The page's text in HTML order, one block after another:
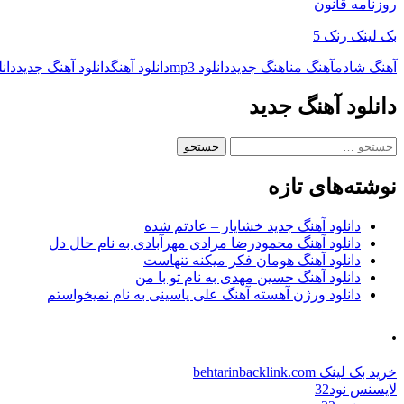
روزنامه قانون
بک لینک رنک 5
آهنگ شادمآهنگ مناهنگ جدیددانلود mp3 دانلود آهنگدانلود آهنگ جدید
دانلود آهنگ جدید
جستجو
نوشته‌های تازه
دانلود آهنگ جدید خشایار – عادتم شده
دانلود آهنگ محمودرضا مرادی مهرآبادی به نام حال دل
دانلود آهنگ هومان فکر میکنه تنهاست
دانلود آهنگ حسین مهدی به نام تو با من
دانلود ورژن آهسته آهنگ علی یاسینی به نام نمیخواستم
.
خرید بک لینک behtarinbacklink.com
لایسنس نود32